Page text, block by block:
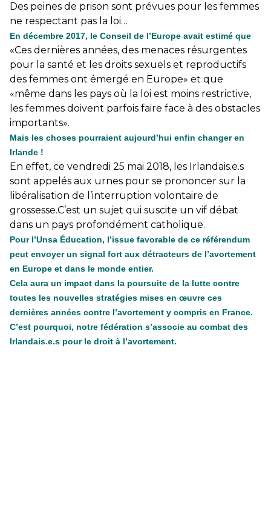
Des peines de prison sont prévues pour les femmes
ne respectant pas la loi…
En décembre 2017, le Conseil de l’Europe avait estimé que
«Ces dernières années, des menaces résurgentes
pour la santé et les droits sexuels et reproductifs
des femmes ont émergé en Europe» et que
«même dans les pays où la loi est moins restrictive,
les femmes doivent parfois faire face à des obstacles
importants».
Mais les choses pourraient aujourd’hui enfin changer en
Irlande !
En effet, ce vendredi 25 mai 2018, les Irlandais.e.s
sont appelés aux urnes pour se prononcer sur la
libéralisation de l’interruption volontaire de
grossesse.C’est un sujet qui suscite un vif débat
dans un pays profondément catholique.
Pour l’Unsa Éducation, l’issue favorable de ce référendum
peut envoyer un signal fort aux détracteurs de l’avortement
en Europe et dans le monde entier.
Cela aura un impact dans la poursuite de la lutte contre
toutes les nouvelles stratégies mises en œuvre ces
dernières années contre l’avortement y compris en France.
C’est pourquoi, notre fédération s’associe au combat des
Irlandais.e.s pour le droit à l’avortement.